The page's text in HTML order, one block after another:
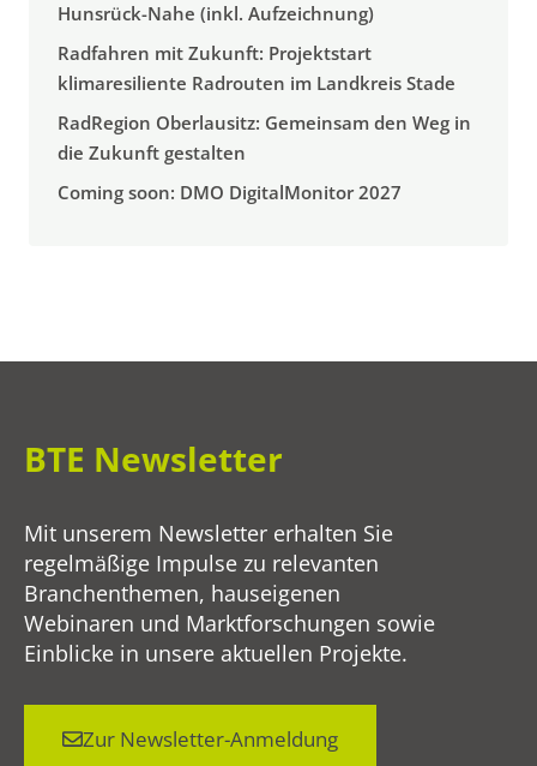
Hunsrück-Nahe (inkl. Aufzeichnung)
Radfahren mit Zukunft: Projektstart
klimaresiliente Radrouten im Landkreis Stade
RadRegion Oberlausitz: Gemeinsam den Weg in
die Zukunft gestalten
Coming soon: DMO DigitalMonitor 2027
BTE Newsletter
Mit unserem Newsletter erhalten Sie
regelmäßige Impulse zu relevanten
Branchenthemen, hauseigenen
Webinaren und Marktforschungen sowie
Einblicke in unsere aktuellen Projekte.
Zur Newsletter-Anmeldung